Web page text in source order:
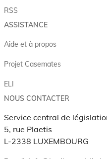
RSS
ASSISTANCE
Aide et à propos
Projet Casemates
ELI
NOUS CONTACTER
Service central de
5, rue Plaetis
L-2338 LUXEMBOURG